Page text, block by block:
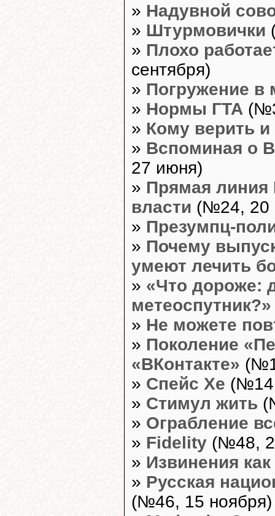
» Надувной
» Штурмовички
» Плохо
сентября)
» Погружение в
» Нормы ГТА
» Кому верить
» Вспоминая о
27 июня)
» Прямая линия
власти (№24, 20
» Презумпц-
» Почему
умеют лечить
» «Что дороже:
метеоспутник?»
» Не можете
» Поколение
«ВКонтакте»
» Спейс Хе
» Стимул жить
» Ограбление
» Fidelity (№48,
» Извинения
» Русская
(№46, 15 ноября)